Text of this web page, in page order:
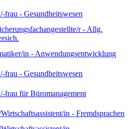
frau - Gesundheitswesen
r - Allg.
in - Anwendungsentwicklung
frau - Gesundheitswesen
frau für Büromanagement
in - Fremdsprachen